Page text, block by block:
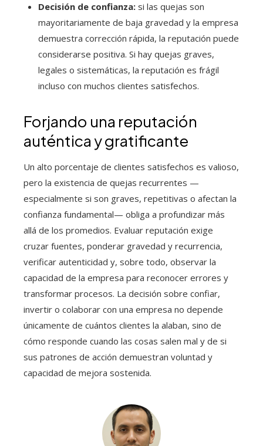
Decisión de confianza: si las quejas son
mayoritariamente de baja gravedad y la empresa
demuestra corrección rápida, la reputación puede
considerarse positiva. Si hay quejas graves,
legales o sistemáticas, la reputación es frágil
incluso con muchos clientes satisfechos.
Forjando una reputación
auténtica y gratificante
Un alto porcentaje de clientes satisfechos es valioso,
pero la existencia de quejas recurrentes —
especialmente si son graves, repetitivas o afectan la
confianza fundamental— obliga a profundizar más
allá de los promedios. Evaluar reputación exige
cruzar fuentes, ponderar gravedad y recurrencia,
verificar autenticidad y, sobre todo, observar la
capacidad de la empresa para reconocer errores y
transformar procesos. La decisión sobre confiar,
invertir o colaborar con una empresa no depende
únicamente de cuántos clientes la alaban, sino de
cómo responde cuando las cosas salen mal y de si
sus patrones de acción demuestran voluntad y
capacidad de mejora sostenida.